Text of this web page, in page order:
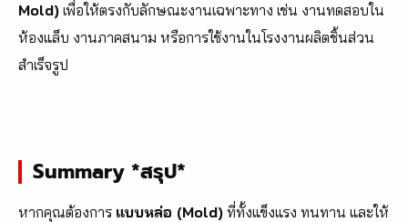
Mold) เพื่อให้ตรงกับลักษณะงานเฉพาะทาง เช่น งานทดสอบใน
ห้องแล็บ งานภาคสนาม หรือการใช้งานในโรงงานผลิตชิ้นส่วน
สำเร็จรูป
Summary *สรุป*
หากคุณต้องการ แบบหล่อ (Mold) ที่ทั้งแข็งแรง ทนทาน และให้